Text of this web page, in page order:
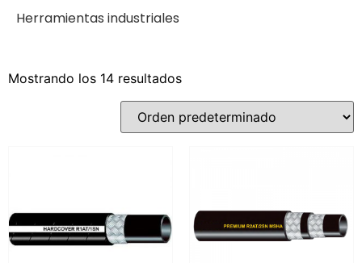
Herramientas industriales
Mostrando los 14 resultados